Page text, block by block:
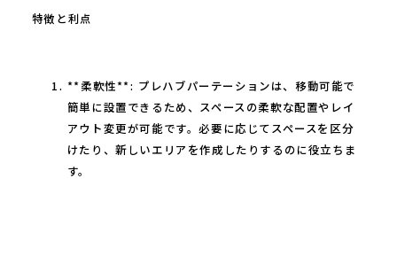
特徴と利点
**柔軟性**: プレハブパーテーションは、移動可能で
簡単に設置できるため、スペースの柔軟な配置やレイ
アウト変更が可能です。必要に応じてスペースを区分
けたり、新しいエリアを作成したりするのに役立ちま
す。